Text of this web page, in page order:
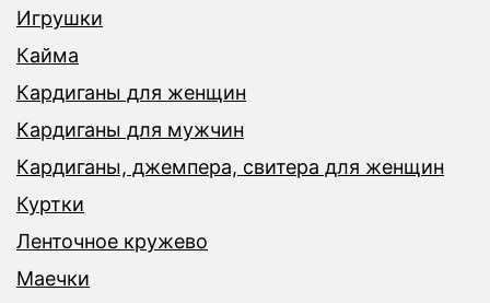
Игрушки
Кайма
Кардиганы для женщин
Кардиганы для мужчин
Кардиганы, джемпера, свитера для женщин
Куртки
Ленточное кружево
Маечки